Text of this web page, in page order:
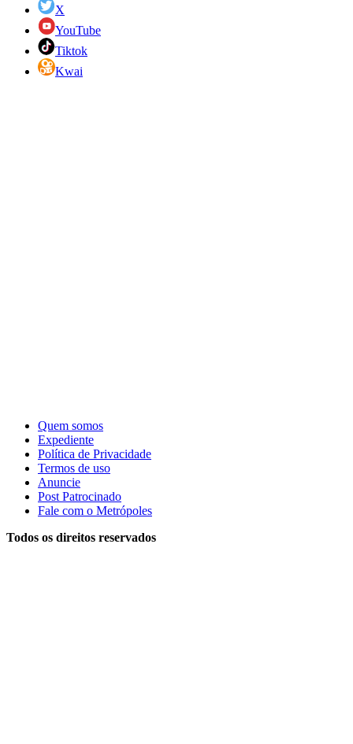
X
YouTube
Tiktok
Kwai
Quem somos
Expediente
Política de Privacidade
Termos de uso
Anuncie
Post Patrocinado
Fale com o Metrópoles
Todos os direitos reservados